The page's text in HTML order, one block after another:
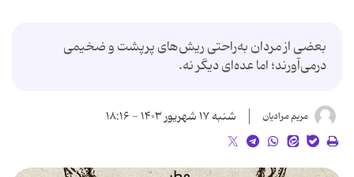
بعضی از مردان به‌راحتی ریش‌های پرپشت و ضخیمی
درمی‌آورند؛ اما عده‌ای دیگر نه.
مریم مرادیان شنبه ۱۷ شهریور ۱۴۰۳ - ۱۸:۱۶